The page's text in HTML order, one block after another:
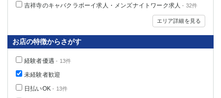
吉祥寺のキャバクラボーイ求人・メンズナイトワーク求人 - 32件
エリア詳細を見る
お店の特徴からさがす
経験者優遇 - 13件
未経験者歓迎
日払いOK - 13件